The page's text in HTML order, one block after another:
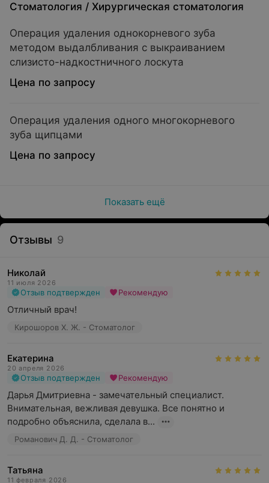
Стоматология / Хирургическая стоматология
Операция удаления однокорневого зуба
методом выдалбливания с выкраиванием
слизисто-надкостничного лоскута
Цена по запросу
Операция удаления одного многокорневого
зуба щипцами
Цена по запросу
Показать ещё
Отзывы 9
Николай
11 июля 2026
Отзыв подтвержден Рекомендую
Отличный врач!
Кирошоров Х. Ж. - Стоматолог
Екатерина
20 апреля 2026
Отзыв подтвержден Рекомендую
Дарья Дмитриевна - замечательный специалист.
Внимательная, вежливая девушка. Все понятно и
подробно объяснила, сделала в...
Романович Д. Д. - Стоматолог
Татьяна
11 февраля 2026